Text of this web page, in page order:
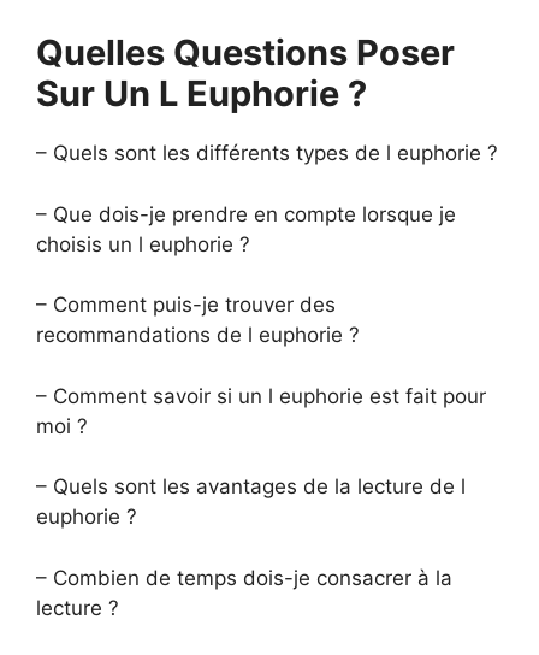
Quelles Questions Poser
Sur Un L Euphorie ?
– Quels sont les différents types de l euphorie ?
– Que dois-je prendre en compte lorsque je
choisis un l euphorie ?
– Comment puis-je trouver des
recommandations de l euphorie ?
– Comment savoir si un l euphorie est fait pour
moi ?
– Quels sont les avantages de la lecture de l
euphorie ?
– Combien de temps dois-je consacrer à la
lecture ?